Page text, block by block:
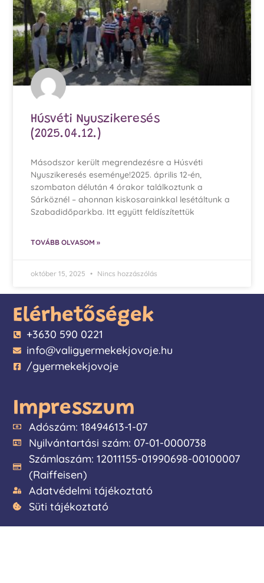
Húsvéti Nyuszikeresés
(2025.04.12.)
Másodszor került megrendezésre a Húsvéti
Nyuszikeresés eseménye!2025. április 12-én,
szombaton délután 4 órakor találkoztunk a
Sárköznél – ahonnan kiskosarainkkal lesétáltunk a
Szabadidőparkba. Itt együtt feldíszítettük
TOVÁBB OLVASOM »
október 15, 2025 Nincs hozzászólás
Elérhetőségek
+3630 590 0221
info@valigyermekekjovoje.hu
/gyermekekjovoje
Impresszum
Adószám: 18494613-1-07
Nyilvántartási szám: 07-01-0000738
Számlaszám: 12011155-01990698-00100007
(Raiffeisen)
Adatvédelmi tájékoztató
Süti tájékoztató